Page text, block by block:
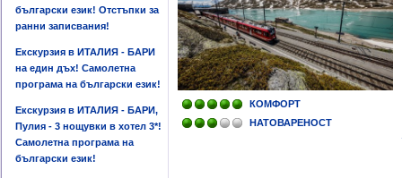
български език! Отстъпки за
ранни записвания!
Екскурзия в ИТАЛИЯ - БАРИ
на един дъх! Самолетна
програма на български език!
Екскурзия в ИТАЛИЯ - БАРИ,
Пулия - 3 нощувки в хотел 3*!
Самолетна програма на
български език!
КОМФОРТ
НАТОВАРЕНОСТ